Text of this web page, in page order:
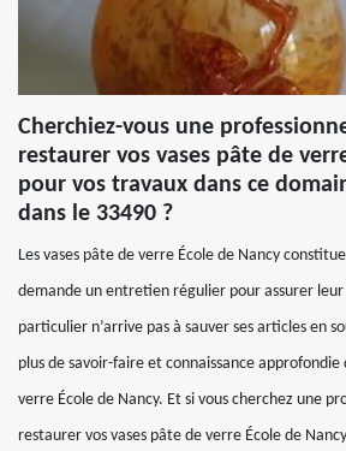
Cherchiez-vous une
restaurer vos vases pâte de
pour vos travaux dans ce
dans le 33490 ?
Les vases pâte de verre École de Nancy
demande un entretien régulier pour assurer
particulier n’arrive pas à sauver ses articles en
plus de savoir-faire et connaissance
verre École de Nancy. Et si vous cherchez une
restaurer vos vases pâte de verre École de